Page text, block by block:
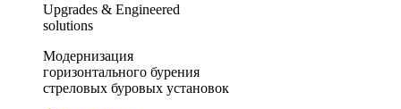
Upgrades & Engineered
solutions
Модернизация
горизонтального бурения
стреловых буровых установок